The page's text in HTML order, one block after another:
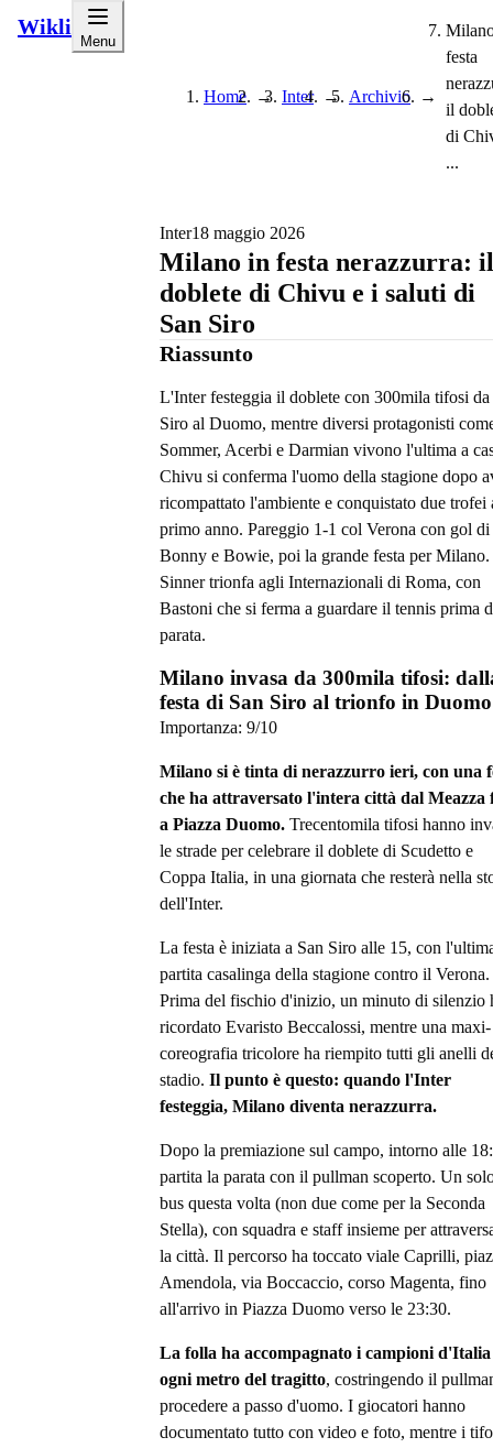
Wikli
Menu
Home → Inter → Archivio →
festa
il
di
...
Inter18 maggio 2026
Milano in festa nerazzurra: il
doblete di Chivu e i saluti di
San Siro
Riassunto
L'Inter festeggia il doblete con 300mila tifosi da
Siro al Duomo, mentre diversi protagonisti
Sommer, Acerbi e Darmian vivono l'ultima a
Chivu si conferma l'uomo della stagione dopo
ricompattato l'ambiente e conquistato due trofei
primo anno. Pareggio 1-1 col Verona con gol di
Bonny e Bowie, poi la grande festa per Milano.
Sinner trionfa agli Internazionali di Roma, con
Bastoni che si ferma a guardare il tennis prima
parata.
Milano invasa da 300mila tifosi:
festa di San Siro al trionfo in Duomo
Importanza: 9/10
Milano si è tinta di nerazzurro ieri, con una
che ha attraversato l'intera città dal Meazza
a Piazza Duomo. Trecentomila tifosi hanno
le strade per celebrare il doblete di Scudetto e
Coppa Italia, in una giornata che resterà nella
dell'Inter.
La festa è iniziata a San Siro alle 15, con
partita casalinga della stagione contro il Verona.
Prima del fischio d'inizio, un minuto di silenzio
ricordato Evaristo Beccalossi, mentre una maxi-
coreografia tricolore ha riempito tutti gli anelli
stadio. Il punto è questo: quando l'Inter
festeggia, Milano diventa nerazzurra.
Dopo la premiazione sul campo, intorno alle
partita la parata con il pullman scoperto. Un
bus questa volta (non due come per la Seconda
Stella), con squadra e staff insieme per
la città. Il percorso ha toccato viale Caprilli,
Amendola, via Boccaccio, corso Magenta, fino
all'arrivo in Piazza Duomo verso le 23:30.
La folla ha accompagnato i campioni
ogni metro del tragitto, costringendo il
procedere a passo d'uomo. I giocatori hanno
documentato tutto con video e foto, mentre i